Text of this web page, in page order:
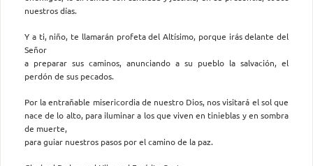
nuestros días.
Y a ti, niño, te llamarán profeta del Altísimo, porque irás delante del
Señor
a preparar sus caminos, anunciando a su pueblo la salvación, el
perdón de sus pecados.
Por la entrañable misericordia de nuestro Dios, nos visitará el sol que
nace de lo alto, para iluminar a los que viven en tinieblas y en sombra
de muerte,
para guiar nuestros pasos por el camino de la paz.